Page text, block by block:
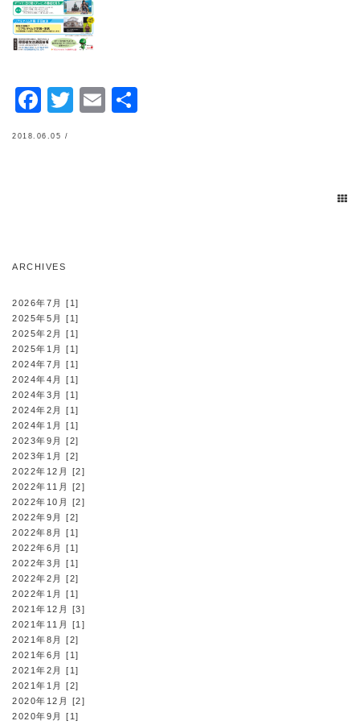
Facebook
Twitter
Email
2018.06.05 /
ARCHIVES
2026年7月 [1]
2025年5月 [1]
2025年2月 [1]
2025年1月 [1]
2024年7月 [1]
2024年4月 [1]
2024年3月 [1]
2024年2月 [1]
2024年1月 [1]
2023年9月 [2]
2023年1月 [2]
2022年12月 [2]
2022年11月 [2]
2022年10月 [2]
2022年9月 [2]
2022年8月 [1]
2022年6月 [1]
2022年3月 [1]
2022年2月 [2]
2022年1月 [1]
2021年12月 [3]
2021年11月 [1]
2021年8月 [2]
2021年6月 [1]
2021年2月 [1]
2021年1月 [2]
2020年12月 [2]
2020年9月 [1]